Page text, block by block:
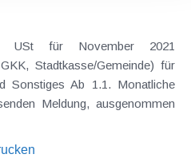
USt für November 2021
Stadtkasse/Gemeinde) für
Sonstiges Ab 1.1. Monatliche
Meldung, ausgenommen